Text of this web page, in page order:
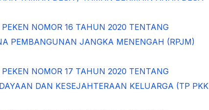
NOMOR 16 TAHUN 2020 TENTANG
PEMBANGUNAN JANGKA MENENGAH (RPJM)
NOMOR 17 TAHUN 2020 TENTANG
DAN KESEJAHTERAAN KELUARGA (TP PKK